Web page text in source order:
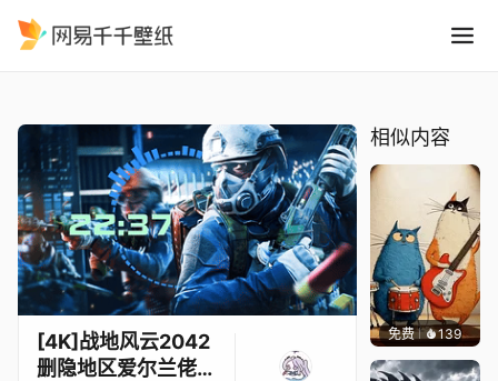
[4K]战地风云2042
删隐地区爱尔兰佬
相似内容
免费 139渔小小